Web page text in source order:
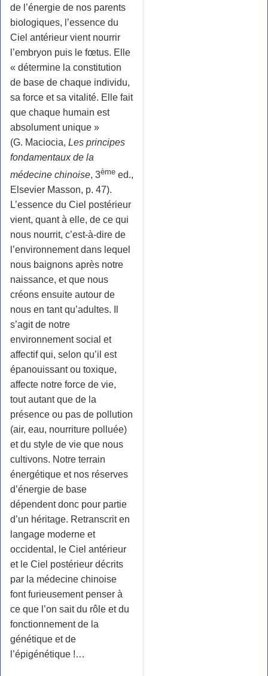
de l’énergie de nos parents
biologiques, l’essence du
Ciel antérieur vient nourrir
l’embryon puis le fœtus. Elle
« détermine la constitution
de base de chaque individu,
sa force et sa vitalité. Elle fait
que chaque humain est
absolument unique »
(G. Maciocia, Les principes
fondamentaux de la
médecine chinoise, 3ème ed.,
Elsevier Masson, p. 47).
L’essence du Ciel postérieur
vient, quant à elle, de ce qui
nous nourrit, c’est-à-dire de
l’environnement dans lequel
nous baignons après notre
naissance, et que nous
créons ensuite autour de
nous en tant qu’adultes. Il
s’agit de notre
environnement social et
affectif qui, selon qu’il est
épanouissant ou toxique,
affecte notre force de vie,
tout autant que de la
présence ou pas de pollution
(air, eau, nourriture polluée)
et du style de vie que nous
cultivons. Notre terrain
énergétique et nos réserves
d’énergie de base
dépendent donc pour partie
d’un héritage. Retranscrit en
langage moderne et
occidental, le Ciel antérieur
et le Ciel postérieur décrits
par la médecine chinoise
font furieusement penser à
ce que l’on sait du rôle et du
fonctionnement de la
génétique et de
l’épigénétique !…